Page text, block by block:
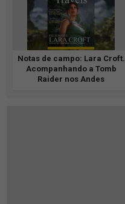
Notas de campo: Lara Croft.
Acompanhando a Tomb
Raider nos Andes